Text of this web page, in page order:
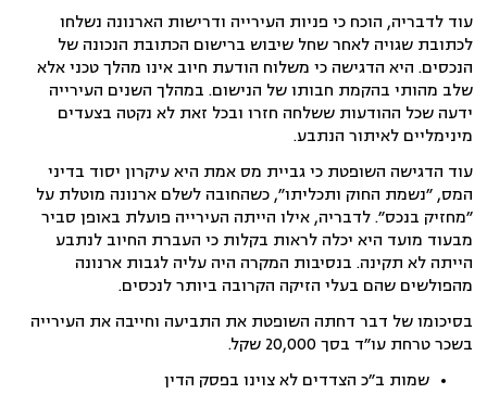
עוד לדבריה, הוכח כי פניות העירייה ודרישות הארנונה נשלחו
לכתובת שגויה לאחר שחל שיבוש ברישום הכתובת הנכונה של
הנכסים. היא הדגישה כי משלוח הודעת חיוב אינו מהלך טכני אלא
שלב מהותי בהקמת חבותו של הנישום. במהלך השנים העירייה
ידעה שכל ההודעות ששלחה חזרו ובכל זאת לא נקטה בצעדים
מינימליים לאיתור הנתבע.
עוד הדגישה השופטת כי גביית מס אמת היא עיקרון יסוד בדיני
המס, ״נשמת החוק ותכליתו״, כשהחובה לשלם ארנונה מוטלת על
״מחזיק בנכס״. לדבריה, אילו הייתה העירייה פועלת באופן סביר
מבעוד מועד היא יכלה לראות בקלות כי העברת החיוב לנתבע
הייתה לא תקינה. בנסיבות המקרה היה עליה לגבות ארנונה
מהפולשים שהם בעלי הזיקה הקרובה ביותר לנכסים.
בסיכומו של דבר דחתה השופטת את התביעה וחייבה את העירייה
בשכר טרחת עו״ד בסך 20,000 שקל.
שמות ב״כ הצדדים לא צוינו בפסק הדין